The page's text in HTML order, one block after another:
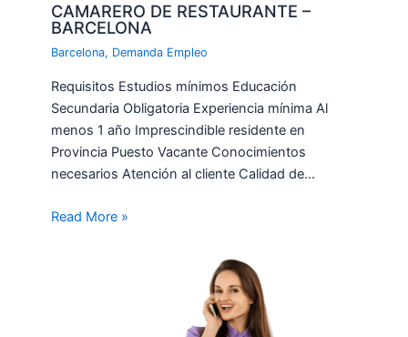
CAMARERO DE RESTAURANTE –
BARCELONA
Barcelona, Demanda Empleo
Requisitos Estudios mínimos Educación
Secundaria Obligatoria Experiencia mínima Al
menos 1 año Imprescindible residente en
Provincia Puesto Vacante Conocimientos
necesarios Atención al cliente Calidad de…
Read More »